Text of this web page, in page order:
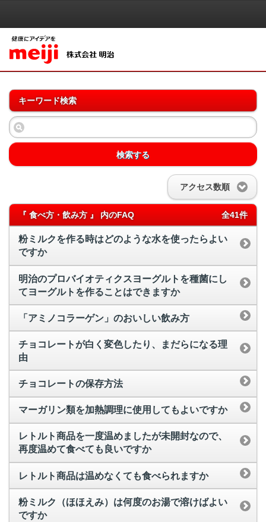
キーワード検索
検索する
アクセス数順
『 食べ方・飲み方 』 内のFAQ 全41件
粉ミルクを作る時はどのような水を使ったらよい
ですか
明治のプロバイオティクスヨーグルトを種菌にし
てヨーグルトを作ることはできますか
「アミノコラーゲン」のおいしい飲み方
チョコレートが白く変色したり、まだらになる理
由
チョコレートの保存方法
マーガリン類を加熱調理に使用してもよいですか
レトルト商品を一度温めましたが未開封なので、
再度温めて食べても良いですか
レトルト商品は温めなくても食べられますか
粉ミルク（ほほえみ）は何度のお湯で溶けばよい
ですか